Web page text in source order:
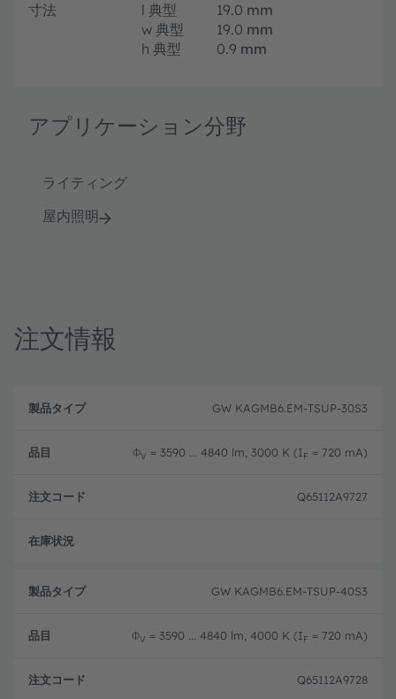
寸法 l 典型 19.0 mm
w 典型 19.0 mm
h 典型 0.9 mm
アプリケーション分野
ライティング
屋内照明
注文情報
品
プ
品
GW KAGMB6.EM-TSUP-30S3
ΦV = 3590 ... 4840 lm, 3000 K (IF = 720 mA)
Q65112A9727
GW KAGMB6.EM-TSUP-40S3
ΦV = 3590 ... 4840 lm, 4000 K (IF = 720 mA)
Q65112A9728